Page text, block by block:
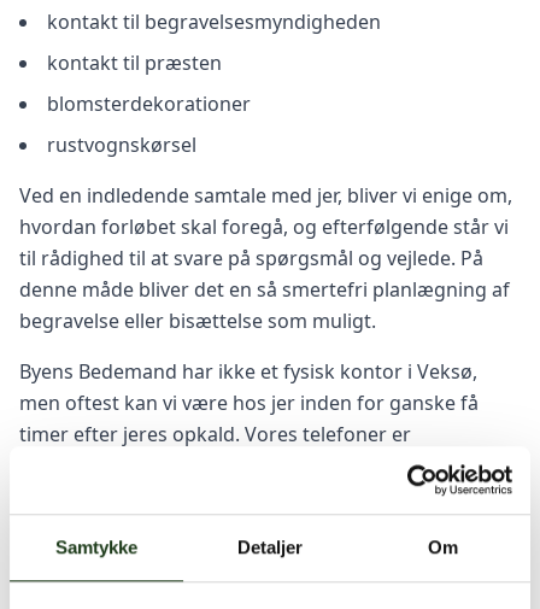
Samtykke Detaljer Om
kontakt til begravelsesmyndigheden
kontakt til præsten
blomsterdekorationer
rustvognskørsel
Ved en indledende samtale med jer, bliver vi enige om,
hvordan forløbet skal foregå, og efterfølgende står vi
til rådighed til at svare på spørgsmål og vejlede. På
denne måde bliver det en så smertefri planlægning af
begravelse eller bisættelse som muligt.
Byens Bedemand har ikke et fysisk kontor i Veksø,
men oftest kan vi være hos jer inden for ganske få
timer efter jeres opkald. Vores telefoner er
bemandede døgnet rundt, og I er velkomne til at ringe